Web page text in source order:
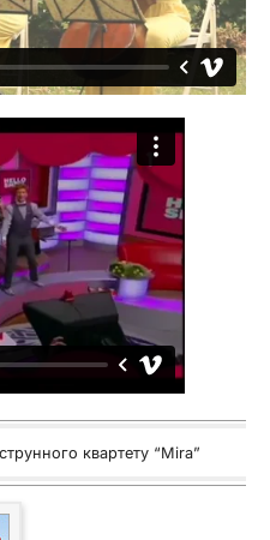
квартету “Mira”